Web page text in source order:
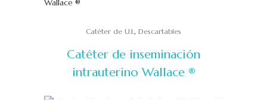
Catéter de U.I., Descartables
Catéter de inseminación
intrauterino Wallace ®